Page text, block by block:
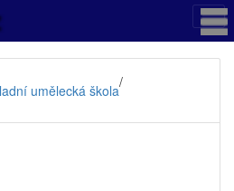
umělecká škola/